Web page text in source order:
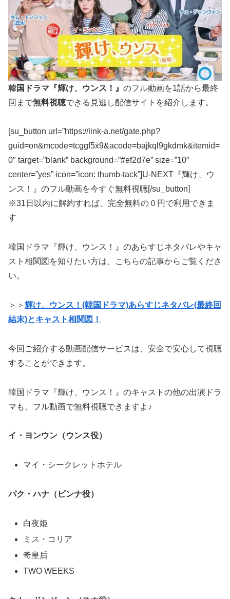
韓国ドラマ『輝け、ウンス！』 のフル動画を1話から最終
回まで無料視聴できる見逃し配信サイトを紹介します。
[su_button url=”https://link-a.net/gate.php?
guid=on&mcode=tcggf5x9&acode=bajkql9gkdmk&itemid=
0″ target=”blank” background=”#ef2d7e” size=”10″
center=”yes” icon=”icon: thumb-tack”]U-NEXT『輝け、ウ
ンス！』のフル動画を今すぐ無料視聴[/su_button]
※31日以内に解約すれば、完全無料の０円で利用できま
す
韓国ドラマ『輝け、ウンス！』のあらすじネタバレやキャ
スト相関図を知りたい方は、こちらの記事からご覧くださ
い。
＞＞ 輝け、ウンス！(韓国ドラマ)あらすじネタバレ(最終回
結末)とキャスト相関図！
今回ご紹介する動画配信サービスは、安全で安心して視聴
することができます。
韓国ドラマ『輝け、ウンス！』のキャストの他の出演ドラ
マも、フル動画で無料視聴できますよ♪
イ・ヨンウン（ウンス役）
マイ・シークレットホテル
パク・ハナ（ビンナ役）
白夜姫
ミス・コリア
奇皇后
TWO WEEKS